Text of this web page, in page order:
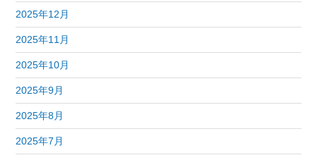
2025年12月
2025年11月
2025年10月
2025年9月
2025年8月
2025年7月